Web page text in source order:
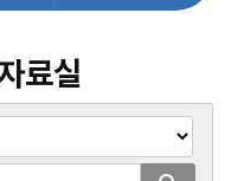
료실